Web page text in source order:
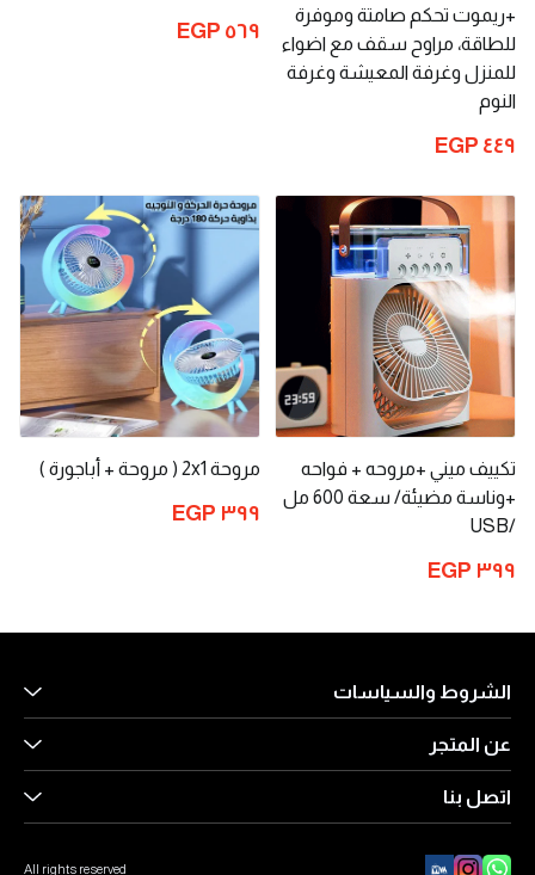
+ريموت تحكم صامتة وموفرة
للطاقة، مراوح سقف مع اضواء
للمنزل وغرفة المعيشة وغرفة
النوم
٤٤٩ EGP
٥٦٩ EGP
تكييف ميني +مروحه + فواحه
+وناسة مضيئة/ سعة 600 مل
/USB
٣٩٩ EGP
مروحة 2x1 ( مروحة + أباجورة )
٣٩٩ EGP
الشروط والسياسات
شروط الاستخدام
سياسة الاستبدال والاسترجاع
سياسة الخصوصية
عن المتجر
عن المتجر
اتصل بنا
اتصل بنا
All rights reserved